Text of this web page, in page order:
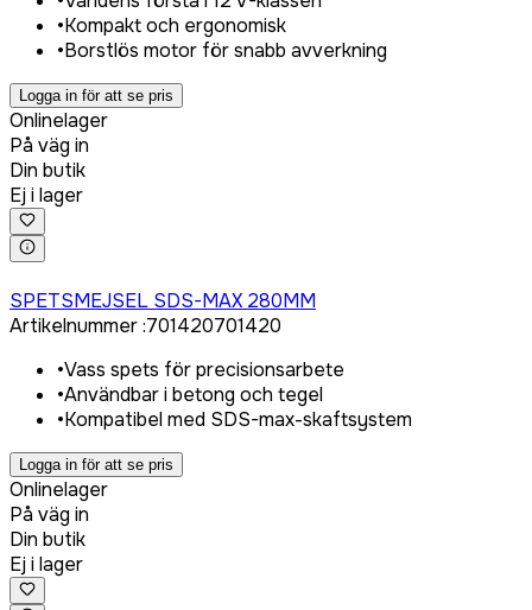
•Kompakt och ergonomisk
•Borstlös motor för snabb avverkning
Logga in för att se pris
Onlinelager
På väg in
Din butik
Ej i lager
SPETSMEJSEL SDS-MAX 280MM
Artikelnummer:701420701420
•Vass spets för precisionsarbete
•Användbar i betong och tegel
•Kompatibel med SDS-max-skaftsystem
Logga in för att se pris
Onlinelager
På väg in
Din butik
Ej i lager